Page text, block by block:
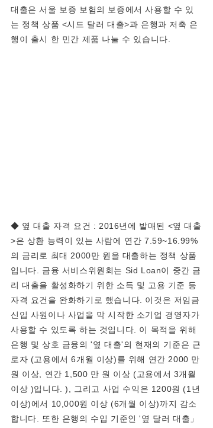
대출은 서울 보증 보험의 보증에서 사용할 수 있
는 정책 상품 <시드 달러 대출>과 은행과 저축 은
행이 출시 한 민간 제품 나눌 수 있습니다.
◆ 옆 대출 자격 요건 : 2016년에 발매된 <옆 대출
>은 상환 능력이 있는 사람에 연간 7.59~16.99%
의 금리로 최대 2000만 원을 대출하는 정책 상품
입니다. 금융 서비스위원회는 Sid Loan이 중간 금
리 대출을 활성화하기 위한 소득 및 고용 기준 등
자격 요건을 완화하기로 했습니다. 이것은 저임금
신입 사원이나 사업을 막 시작한 소기업 경영자가
사용할 수 있도록 하는 것입니다. 이 목적을 위해
은행 및 상호 금융의 '옆 대출'의 현재의 기준은 근
로자 (고용에서 6개월 이상)를 위해 연간 2000 만
원 이상, 연간 1,500 만 원 이상 (고용에서 3개월
이상 )입니다. ), 그리고 사업 수익은 1200원 (1년
이상)에서 10,000원 이상 (6개월 이상)까지 감소
합니다. 또한 은행의 수입 기준인 '옆 달러 대출」